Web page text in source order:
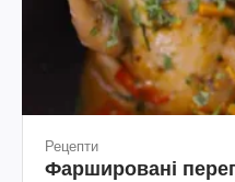
Рецепти
Фаршировані